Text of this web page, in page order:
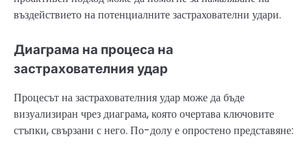
въздействието на потенциалните застрахователни удари.
Диаграма на процеса на
застрахователния удар
Процесът на застрахователния удар може да бъде
визуализиран чрез диаграма, която очертава ключовите
стъпки, свързани с него. По-долу е опростено представяне: